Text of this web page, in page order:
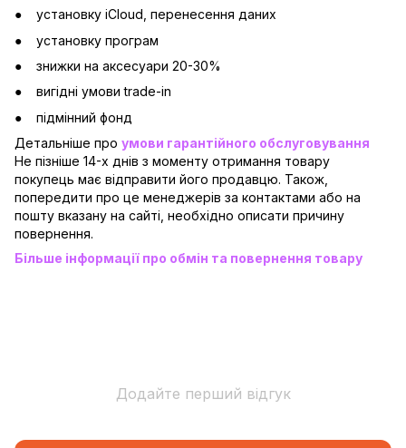
установку iCloud, перенесення даних
установку програм
знижки на аксесуари 20-30%
вигідні умови trade-in
підмінний фонд
Детальніше про умови гарантійного обслуговування
Не пізніше 14-х днів з моменту отримання товару
покупець має відправити його продавцю. Також,
попередити про це менеджерів за контактами або на
пошту вказану на сайті, необхідно описати причину
повернення.
Більше інформації про обмін та повернення товару
Додайте перший відгук